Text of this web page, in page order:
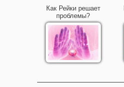
Как Рейки решает
проблемы?